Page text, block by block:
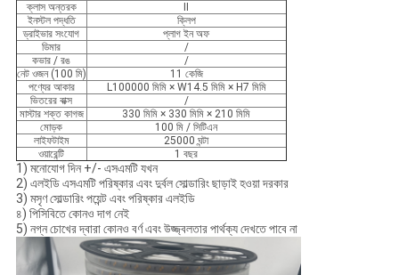
ক্লাস অন্তরক
ইনস্টল পদ্ধতি
ক্লিপ
ড্রাইভার সংযোগ
প্লাগ ইন অফ
ডিমার
/
কভার / রঙ
/
নেট ওজন (100 মি)
11 কেজি
পণ্যের আকার
L100000 মিমি × W14.5 মিমি × H7 মিমি
ভিতরের বাক্স
/
মাস্টার শক্ত কাগজ
330 মিমি × 330 মিমি × 210 মিমি
মোড়ক
100 মি / সিটিএন
লাইফটাইম
25000 ঘন্টা
ওয়ারেন্টি
1 বছর
1) মনোযোগ দিন +/- এসএমটি যখন
2) এলইডি এসএমটি পরিষ্কার এবং দুর্বল সোল্ডারিং ছাড়াই হওয়া দরকার
3) মসৃণ সোল্ডারিং পয়েন্ট এবং পরিষ্কার এলইডি
৪) পিসিবিতে কোনও দাগ নেই
5) নগ্ন চোখের দ্বারা কোনও বর্ণ এবং উজ্জ্বলতার পার্থক্য দেখতে পাবে না